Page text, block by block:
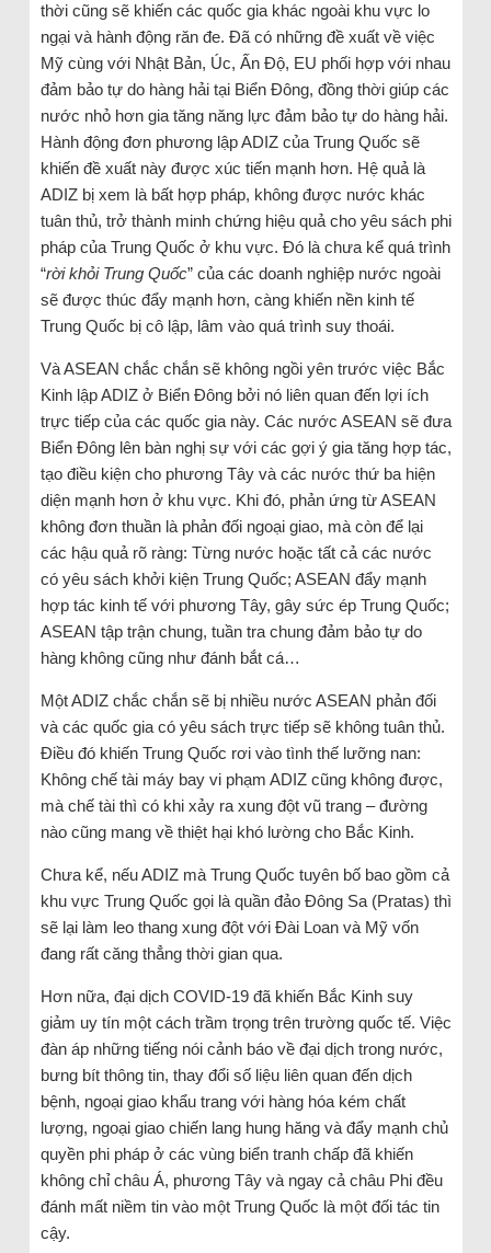
thời cũng sẽ khiến các quốc gia khác ngoài khu vực lo
ngại và hành động răn đe. Đã có những đề xuất về việc
Mỹ cùng với Nhật Bản, Úc, Ấn Độ, EU phối hợp với nhau
đảm bảo tự do hàng hải tại Biển Đông, đồng thời giúp các
nước nhỏ hơn gia tăng năng lực đảm bảo tự do hàng hải.
Hành động đơn phương lập ADIZ của Trung Quốc sẽ
khiến đề xuất này được xúc tiến mạnh hơn. Hệ quả là
ADIZ bị xem là bất hợp pháp, không được nước khác
tuân thủ, trở thành minh chứng hiệu quả cho yêu sách phi
pháp của Trung Quốc ở khu vực. Đó là chưa kể quá trình
“rời khỏi Trung Quốc” của các doanh nghiệp nước ngoài
sẽ được thúc đẩy mạnh hơn, càng khiến nền kinh tế
Trung Quốc bị cô lập, lâm vào quá trình suy thoái.
Và ASEAN chắc chắn sẽ không ngồi yên trước việc Bắc
Kinh lập ADIZ ở Biển Đông bởi nó liên quan đến lợi ích
trực tiếp của các quốc gia này. Các nước ASEAN sẽ đưa
Biển Đông lên bàn nghị sự với các gợi ý gia tăng hợp tác,
tạo điều kiện cho phương Tây và các nước thứ ba hiện
diện mạnh hơn ở khu vực. Khi đó, phản ứng từ ASEAN
không đơn thuần là phản đối ngoại giao, mà còn để lại
các hậu quả rõ ràng: Từng nước hoặc tất cả các nước
có yêu sách khởi kiện Trung Quốc; ASEAN đẩy mạnh
hợp tác kinh tế với phương Tây, gây sức ép Trung Quốc;
ASEAN tập trận chung, tuần tra chung đảm bảo tự do
hàng không cũng như đánh bắt cá…
Một ADIZ chắc chắn sẽ bị nhiều nước ASEAN phản đối
và các quốc gia có yêu sách trực tiếp sẽ không tuân thủ.
Điều đó khiến Trung Quốc rơi vào tình thế lưỡng nan:
Không chế tài máy bay vi phạm ADIZ cũng không được,
mà chế tài thì có khi xảy ra xung đột vũ trang – đường
nào cũng mang về thiệt hại khó lường cho Bắc Kinh.
Chưa kể, nếu ADIZ mà Trung Quốc tuyên bố bao gồm cả
khu vực Trung Quốc gọi là quần đảo Đông Sa (Pratas) thì
sẽ lại làm leo thang xung đột với Đài Loan và Mỹ vốn
đang rất căng thẳng thời gian qua.
Hơn nữa, đại dịch COVID-19 đã khiến Bắc Kinh suy
giảm uy tín một cách trầm trọng trên trường quốc tế. Việc
đàn áp những tiếng nói cảnh báo về đại dịch trong nước,
bưng bít thông tin, thay đổi số liệu liên quan đến dịch
bệnh, ngoại giao khẩu trang với hàng hóa kém chất
lượng, ngoại giao chiến lang hung hăng và đẩy mạnh chủ
quyền phi pháp ở các vùng biển tranh chấp đã khiến
không chỉ châu Á, phương Tây và ngay cả châu Phi đều
đánh mất niềm tin vào một Trung Quốc là một đối tác tin
cậy.